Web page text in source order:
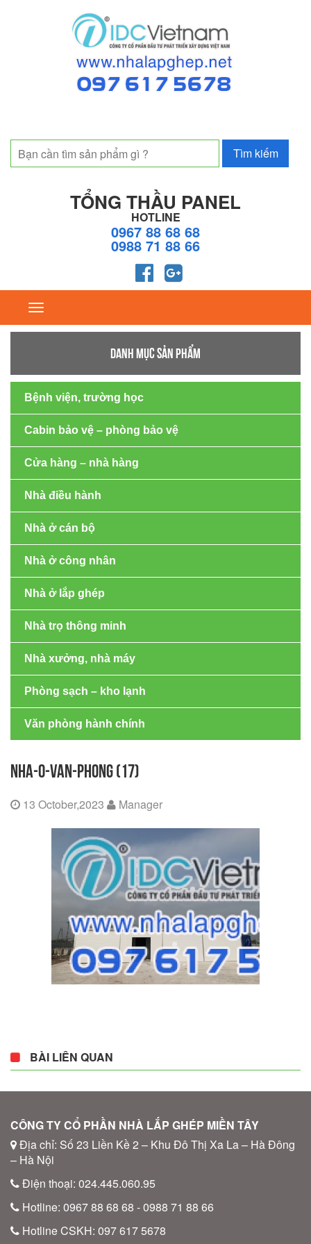
TỔNG THẦU PANEL
HOTLINE
0967 88 68 68
0988 71 88 66
Toggle
DANH MỤC SẢN PHẨM
Bệnh viện, trường học
Cabin bảo vệ – phòng bảo vệ
Cửa hàng – nhà hàng
Nhà điều hành
Nhà ở cán bộ
Nhà ở công nhân
Nhà ở lắp ghép
Nhà trọ thông minh
Nhà xưởng, nhà máy
Phòng sạch – kho lạnh
Văn phòng hành chính
NHA-O-VAN-PHONG (17)
13 October,2023 Manager
BÀI LIÊN QUAN
CÔNG TY CỔ PHẦN NHÀ LẮP GHÉP MIỀN TÂY
Địa chỉ: Số 23 Liền Kề 2 – Khu Đô Thị Xa La – Hà Đông
– Hà Nội
Điện thoại: 024.445.060.95
Hotline: 0967 88 68 68 - 0988 71 88 66
Hotline CSKH: 097 617 5678